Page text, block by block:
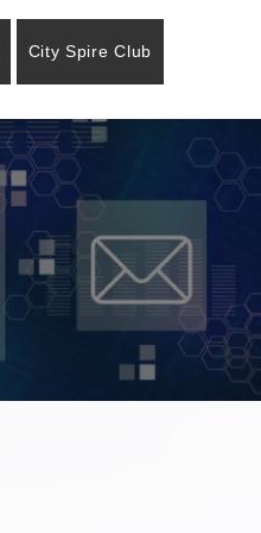
City Spire Club